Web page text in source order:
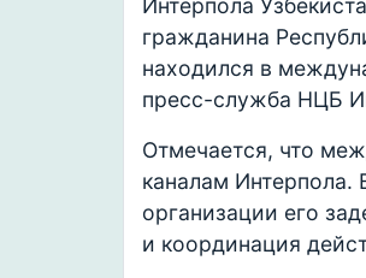
Интерпола
гражданина
находился в
пресс-служба НЦБ
Отмечается, что
каналам Интерпола.
организации его
и координация